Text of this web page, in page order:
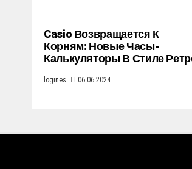
Casio Возвращается К
Корням: Новые Часы-
Калькуляторы В Стиле
logines 06.06.2024